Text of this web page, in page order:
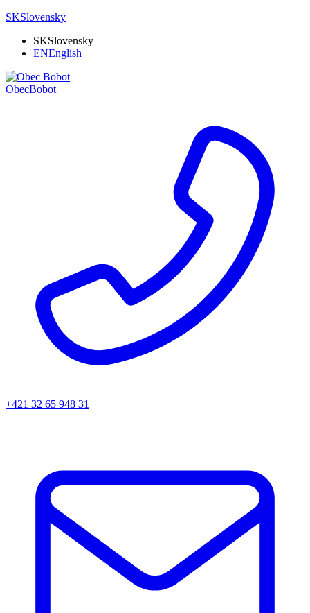
SKSlovensky
SKSlovensky
ENEnglish
ObecBobot
+421 32 65 948 31